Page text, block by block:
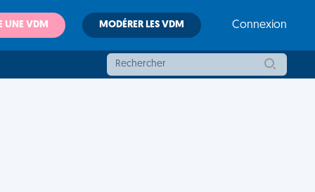
UNE VDM MODÉRER LES VDM Connexion